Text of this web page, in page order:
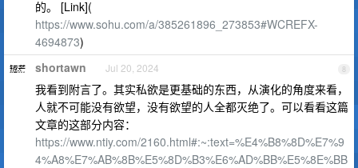
的。 [Link](
https://www.sohu.com/a/385261896_273853#WCREFX-
4694873)
8
shortawn Jul 20, 2024
我看到附言了。其实私欲是更基础的东西，从演化的角度来看，
人就不可能没有欲望，没有欲望的人全都灭绝了。可以看看这篇
文章的这部分内容：
https://www.ntiy.com/2160.html#:~:text=%E4%B8%8D%E7%9
4%A8%E7%AB%8B%E5%8D%B3%E6%AD%BB%E5%8E%BB